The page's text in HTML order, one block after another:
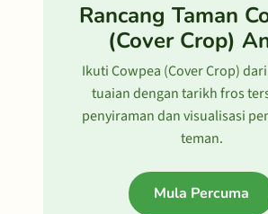
Rancang Taman
(Cover Crop)
Ikuti Cowpea (Cover Crop)
tuaian dengan tarikh fros
penyiraman dan visualisasi
teman.
Mula Percuma